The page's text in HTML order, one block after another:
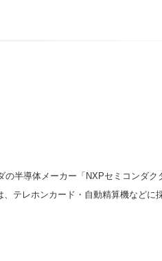
の半導体メーカー「NXPセミコンダク
、テレホンカード・自動精算機などに